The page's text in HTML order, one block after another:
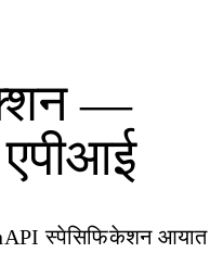
—
एपीआई
स्पेसिफिकेशन आयात